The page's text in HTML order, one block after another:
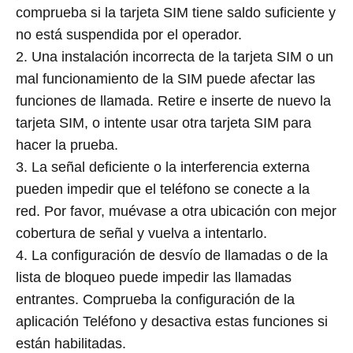
comprueba si la tarjeta SIM tiene saldo suficiente y
no está suspendida por el operador.
2. Una instalación incorrecta de la tarjeta SIM o un
mal funcionamiento de la SIM puede afectar las
funciones de llamada. Retire e inserte de nuevo la
tarjeta SIM, o intente usar otra tarjeta SIM para
hacer la prueba.
3. La señal deficiente o la interferencia externa
pueden impedir que el teléfono se conecte a la
red. Por favor, muévase a otra ubicación con mejor
cobertura de señal y vuelva a intentarlo.
4. La configuración de desvío de llamadas o de la
lista de bloqueo puede impedir las llamadas
entrantes. Comprueba la configuración de la
aplicación Teléfono y desactiva estas funciones si
están habilitadas.